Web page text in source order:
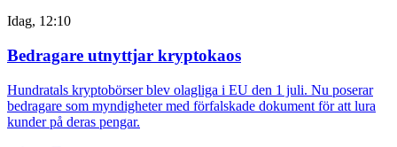
Idag, 12:10
Bedragare utnyttjar kryptokaos
Hundratals kryptobörser blev olagliga i EU den 1 juli. Nu poserar
bedragare som myndigheter med förfalskade dokument för att lura
kunder på deras pengar.